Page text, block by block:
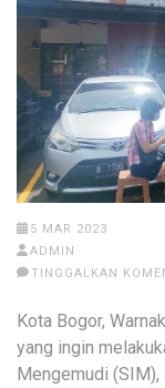
5 MAR 2023
ADMIN
TINGGALKAN
Kota Bogor,
yang ingin
Mengemudi (SIM),